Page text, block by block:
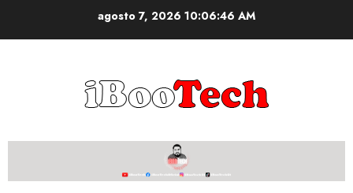
agosto 7, 2026 10:06:46 AM